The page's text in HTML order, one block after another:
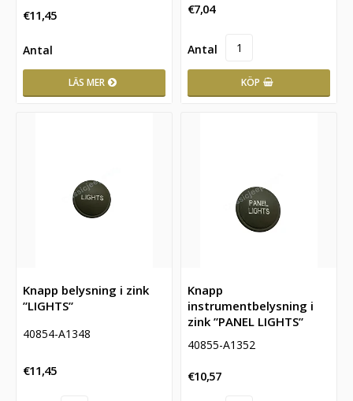
€11,45
LÄS MER
€7,04
KÖP
Knapp belysning i zink
”LIGHTS”
40854-A1348
€11,45
Knapp
instrumentbelysning i
zink ”PANEL LIGHTS”
40855-A1352
€10,57